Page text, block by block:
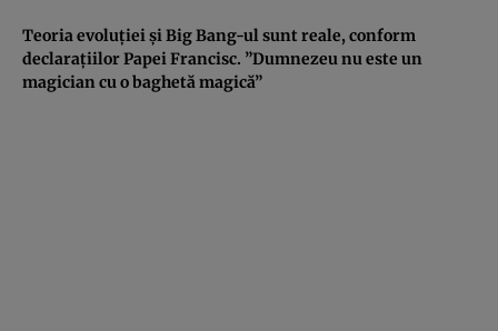
Teoria evoluţiei şi Big Bang-ul sunt reale, conform
declaraţiilor Papei Francisc. ”Dumnezeu nu este un
magician cu o baghetă magică”